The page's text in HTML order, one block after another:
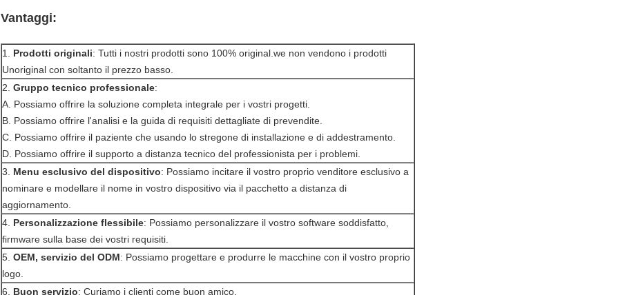
Vantaggi:
1. Prodotti originali: Tutti i nostri prodotti sono 100% original.we non vendono i prodotti
Unoriginal con soltanto il prezzo basso.
2. Gruppo tecnico professionale:
A. Possiamo offrire la soluzione completa integrale per i vostri progetti.
B. Possiamo offrire l'analisi e la guida di requisiti dettagliate di prevendite.
C. Possiamo offrire il paziente che usando lo stregone di installazione e di addestramento.
D. Possiamo offrire il supporto a distanza tecnico del professionista per i problemi.
3. Menu esclusivo del dispositivo: Possiamo incitare il vostro proprio venditore esclusivo a
nominare e modellare il nome in vostro dispositivo via il pacchetto a distanza di
aggiornamento.
4. Personalizzazione flessibile: Possiamo personalizzare il vostro software soddisfatto,
firmware sulla base dei vostri requisiti.
5. OEM, servizio del ODM: Possiamo progettare e produrre le macchine con il vostro proprio
logo.
6. Buon servizio: Curiamo i clienti come buon amico.